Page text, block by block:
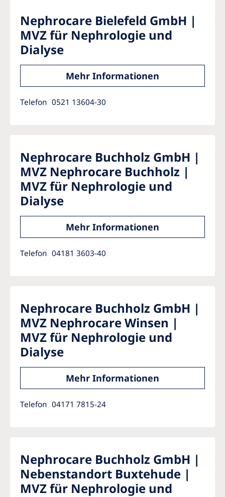
Nephrocare Bielefeld GmbH |
MVZ für Nephrologie und
Dialyse
Mehr Informationen
Telefon 0521 13604-30
Nephrocare Buchholz GmbH |
MVZ Nephrocare Buchholz |
MVZ für Nephrologie und
Dialyse
Mehr Informationen
Telefon 04181 3603-40
Nephrocare Buchholz GmbH |
MVZ Nephrocare Winsen |
MVZ für Nephrologie und
Dialyse
Mehr Informationen
Telefon 04171 7815-24
Nephrocare Buchholz GmbH |
Nebenstandort Buxtehude |
MVZ für Nephrologie und